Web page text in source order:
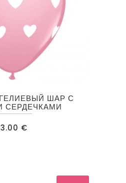
ШАР С
СЕРДЕЧКАМИ
3.00 €